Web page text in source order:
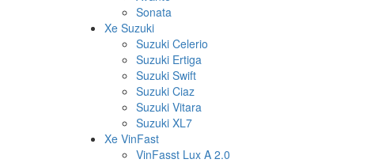
Sonata
Xe Suzuki
Suzuki Celerio
Suzuki Ertiga
Suzuki Swift
Suzuki Ciaz
Suzuki Vitara
Suzuki XL7
Xe VinFast
VinFasst Lux A 2.0